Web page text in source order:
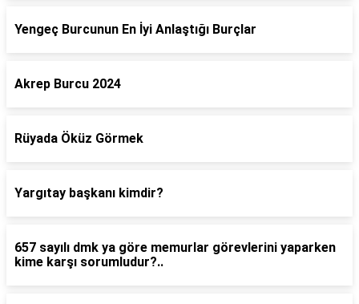
Yengeç Burcunun En İyi Anlaştığı Burçlar
Akrep Burcu 2024
Rüyada Öküz Görmek
Yargıtay başkanı kimdir?
657 sayılı dmk ya göre memurlar görevlerini yaparken
kime karşı sorumludur?..